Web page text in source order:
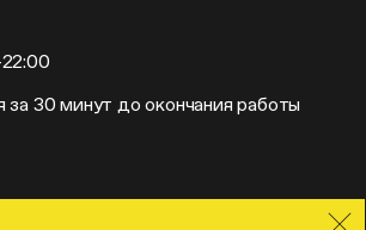
за 30 минут до окончания работы